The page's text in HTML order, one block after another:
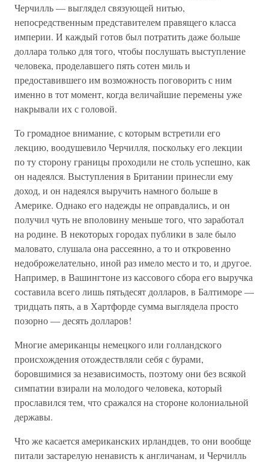
Черчилль — выглядел связующей нитью,
непосредственным представителем правящего класса
империи. И каждый готов был потратить даже больше
доллара только для того, чтобы послушать выступление
человека, проделавшего пять сотен миль и
предоставившего им возможность поговорить с ним
именно в тот момент, когда величайшие перемены уже
накрывали их с головой.
То громадное внимание, с которым встретили его
лекцию, воодушевило Черчилля, поскольку его лекции
по ту сторону границы проходили не столь успешно, как
он надеялся. Выступления в Британии принесли ему
доход, и он надеялся выручить намного больше в
Америке. Однако его надежды не оправдались, и он
получил чуть не вполовину меньше того, что заработал
на родине. В некоторых городах публики в зале было
маловато, слушала она рассеянно, а то и откровенно
недоброжелательно, иной раз имело место и то, и другое.
Например, в Вашингтоне из кассового сбора его выручка
составила всего лишь пятьдесят долларов, в Балтиморе —
тридцать пять, а в Хартфорде сумма выглядела просто
позорно — десять долларов!
Многие американцы немецкого или голландского
происхождения отождествляли себя с бурами,
боровшимися за независимость, поэтому они без всякой
симпатии взирали на молодого человека, который
прославился тем, что сражался на стороне колониальной
державы.
Что же касается американских ирландцев, то они вообще
питали застарелую ненависть к англичанам, и Черчилль